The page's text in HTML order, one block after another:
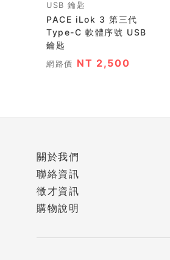
USB 鑰匙
PACE iLok 3 第三代
Type-C 軟體序號 USB
鑰匙
網路價 NT 2,500
關於我們
聯絡資訊
徵才資訊
購物說明